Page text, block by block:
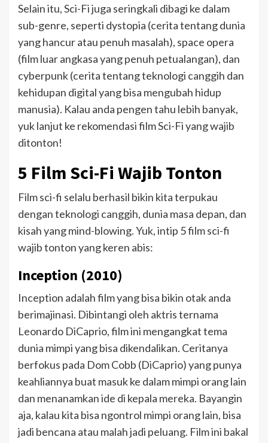
Selain itu, Sci-Fi juga seringkali dibagi ke dalam
sub-genre, seperti dystopia (cerita tentang dunia
yang hancur atau penuh masalah), space opera
(film luar angkasa yang penuh petualangan), dan
cyberpunk (cerita tentang teknologi canggih dan
kehidupan digital yang bisa mengubah hidup
manusia). Kalau anda pengen tahu lebih banyak,
yuk lanjut ke rekomendasi film Sci-Fi yang wajib
ditonton!
5 Film Sci-Fi Wajib Tonton
Film sci-fi selalu berhasil bikin kita terpukau
dengan teknologi canggih, dunia masa depan, dan
kisah yang mind-blowing. Yuk, intip 5 film sci-fi
wajib tonton yang keren abis:
Inception (2010)
Inception adalah film yang bisa bikin otak anda
berimajinasi. Dibintangi oleh aktris ternama
Leonardo DiCaprio, film ini mengangkat tema
dunia mimpi yang bisa dikendalikan. Ceritanya
berfokus pada Dom Cobb (DiCaprio) yang punya
keahliannya buat masuk ke dalam mimpi orang lain
dan menanamkan ide di kepala mereka. Bayangin
aja, kalau kita bisa ngontrol mimpi orang lain, bisa
jadi bencana atau malah jadi peluang. Film ini bakal